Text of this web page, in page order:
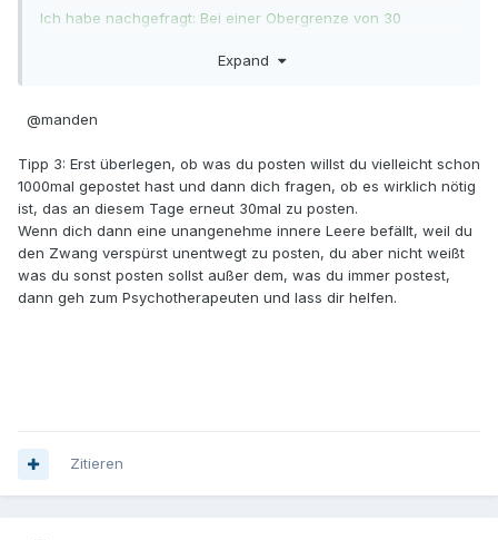
Ich habe nachgefragt: Bei einer Obergrenze von 30
gilt für jeden hier, auch für mich. Diese Höchstzahl wird von
vorstellen.
Tipp 1: Wenn man sein eigenes Posting mehrfach kopiert
und wieder ins Forum stellt, einfach nur um sich zu
wiederholen, sind das Postings, die schnell die Gesamtzahl
in die Höhe treibt. Einfach darauf verzichten.
Tipp 2: Wenn man mehreren anderen Usern antworten will,
kann man diese Antworten auch in einem einzigen Posting
Alfons als Moderator
Expand
@manden
Tipp 3: Erst überlegen, ob was du posten willst du vielleicht schon
1000mal gepostet hast und dann dich fragen, ob es wirklich nötig
ist, das an diesem Tage erneut 30mal zu posten.
Wenn dich dann eine unangenehme innere Leere befällt, weil du
den Zwang verspürst unentwegt zu posten, du aber nicht weißt
was du sonst posten sollst außer dem, was du immer postest,
dann geh zum Psychotherapeuten und lass dir helfen.
Zitieren